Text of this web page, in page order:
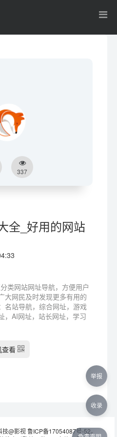
337
全_好用的网站
类网站网址导航，方便用户
大网民及时发现更多有用的
名站导航，综合网址，游戏
，AI网址，站长网址，学习
查看
技@影视鲁ICP备17054087号-52。
举报
收录